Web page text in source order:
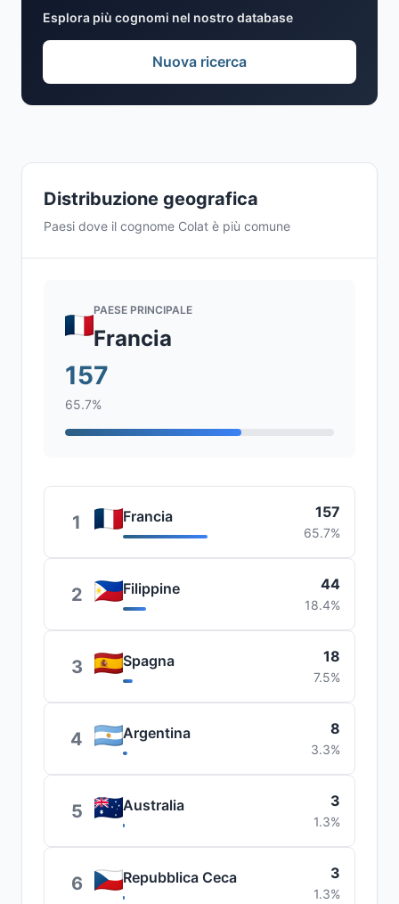
Distribuzione geografica
Paesi dove il cognome Colat è più comune
PAESE PRINCIPALE
Francia
157
65.7%
1 Francia 157
65.7%
2 Filippine 44
18.4%
3 Spagna 18
7.5%
4 Argentina 8
3.3%
5 Australia 3
1.3%
6 Repubblica Ceca 3
1.3%
Esplora più cognomi nel nostro database
Nuova ricerca